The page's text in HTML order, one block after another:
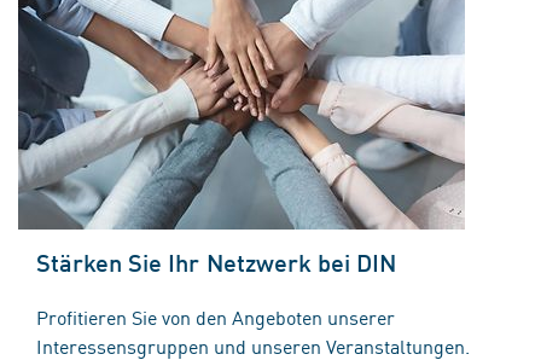
Stärken Sie Ihr Netzwerk bei DIN
Profitieren Sie von den Angeboten unserer
Interessensgruppen und unseren Veranstaltungen.